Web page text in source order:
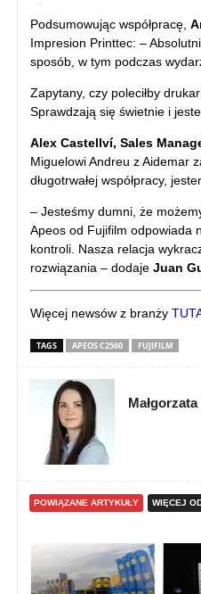
Podsumowując współpracę,
Impresion Printtec: –
sposób, w tym podczas
Zapytany, czy poleciłby
Sprawdzają się świetnie i
Alex Castellví, Sales
Miguelowi Andreu z Aidemar
długotrwałej współpracy,
– Jesteśmy dumni, że
Apeos od Fujifilm odpowiada
kontroli. Nasza relacja
rozwiązania – dodaje Juan
Więcej newsów z branży
TAGS APEOS C2560 FUJIFILM
POWIĄZANE ARTYKUŁY WIĘCEJ